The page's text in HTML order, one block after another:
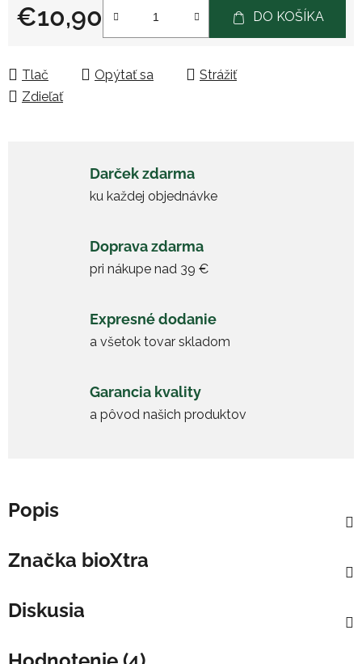
€10,90
Jednotková cena:
DO KOŠÍKA
Tlač Opýtať sa
Strážiť
Zdieľať
Darček zdarma
ku každej objednávke
Doprava zdarma
pri nákupe nad 39 €
Expresné dodanie
a všetok tovar skladom
Garancia kvality
a pôvod našich produktov
Popis
Značka bioXtra
Diskusia